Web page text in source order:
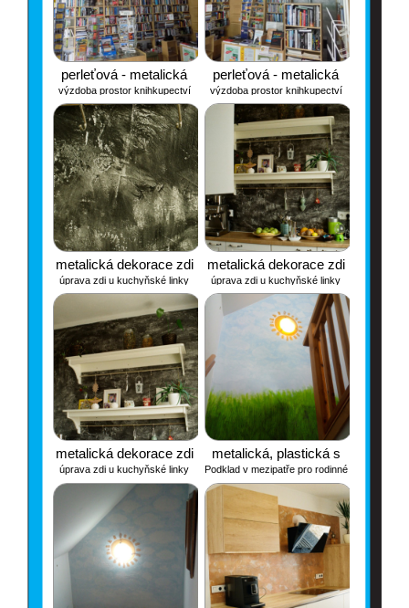
perleťová - metalická
výzdoba prostor knihkupectví
Otava
perleťová - metalická
výzdoba prostor knihkupectví
Otava
metalická dekorace zdi
úprava zdi u kuchyňské linky
metalická dekorace zdi
úprava zdi u kuchyňské linky
metalická dekorace zdi
úprava zdi u kuchyňské linky
metalická, plastická s
barevnými odstíny
Podklad v mezipatře pro rodinné
fotky. Louka, slunce, nebe,
prostě planeta země.